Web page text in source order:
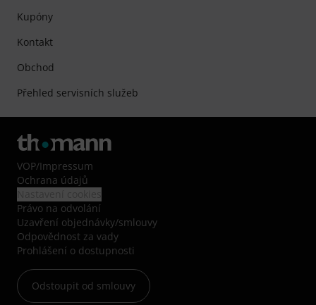
Kupóny
Kontakt
Obchod
Přehled servisních služeb
VOP/Impressum
Ochrana údajů
Právo na odvolání
Uzavření objednávky/smlouvy
Odpovědnost za vady
Prohlášení o dostupnosti
Odstoupit od smlouvy